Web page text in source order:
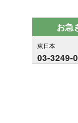
お急
東日本
03-3249-